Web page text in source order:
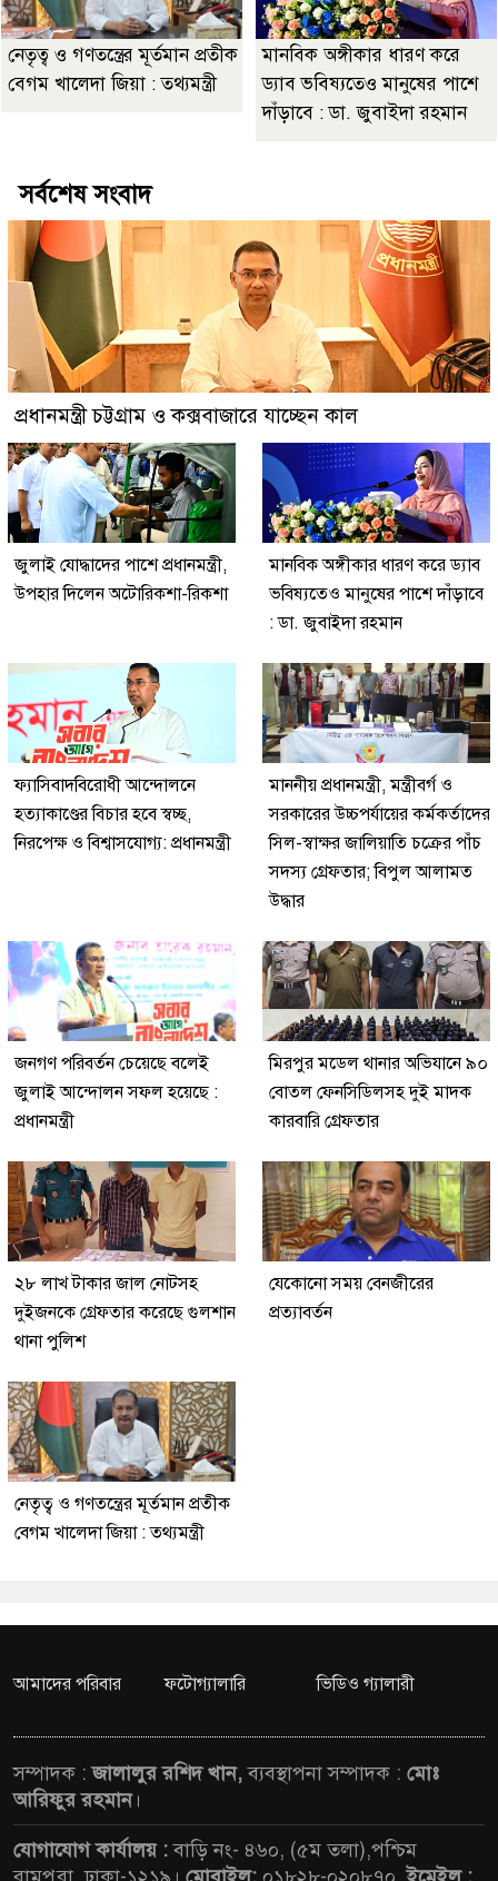
নেতৃত্ব ও গণতন্ত্রের মূর্তমান প্রতীক
বেগম খালেদা জিয়া : তথ্যমন্ত্রী
মানবিক অঙ্গীকার ধারণ করে
ড্যাব ভবিষ্যতেও মানুষের পাশে
দাঁড়াবে : ডা. জুবাইদা রহমান
সর্বশেষ সংবাদ
প্রধানমন্ত্রী চট্টগ্রাম ও কক্সবাজারে যাচ্ছেন কাল
জুলাই যোদ্ধাদের পাশে প্রধানমন্ত্রী,
উপহার দিলেন অটোরিকশা-রিকশা
মানবিক অঙ্গীকার ধারণ করে ড্যাব
ভবিষ্যতেও মানুষের পাশে দাঁড়াবে
: ডা. জুবাইদা রহমান
ফ্যাসিবাদবিরোধী আন্দোলনে
হত্যাকাণ্ডের বিচার হবে স্বচ্ছ,
নিরপেক্ষ ও বিশ্বাসযোগ্য: প্রধানমন্ত্রী
মাননীয় প্রধানমন্ত্রী, মন্ত্রীবর্গ ও
সরকারের উচ্চপর্যায়ের কর্মকর্তাদের
সিল-স্বাক্ষর জালিয়াতি চক্রের পাঁচ
সদস্য গ্রেফতার; বিপুল আলামত
উদ্ধার
জনগণ পরিবর্তন চেয়েছে বলেই
জুলাই আন্দোলন সফল হয়েছে :
প্রধানমন্ত্রী
মিরপুর মডেল থানার অভিযানে ৯০
বোতল ফেনসিডিলসহ দুই মাদক
কারবারি গ্রেফতার
২৮ লাখ টাকার জাল নোটসহ
দুইজনকে গ্রেফতার করেছে গুলশান
থানা পুলিশ
যেকোনো সময় বেনজীরের
প্রত্যাবর্তন
নেতৃত্ব ও গণতন্ত্রের মূর্তমান প্রতীক
বেগম খালেদা জিয়া : তথ্যমন্ত্রী
আমাদের পরিবার ফটোগ্যালারি ভিডিও গ্যালারী
সম্পাদক :জালালুর রশিদ খান,ব্যবস্থাপনা সম্পাদক : মোঃ
আরিফুর রহমান।
যোগাযোগ কার্যালয় :বাড়ি নং- ৪৬০, (৫ম তলা),পশ্চিম